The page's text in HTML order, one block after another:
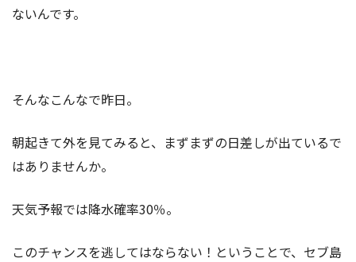
ないんです。
そんなこんなで昨日。
朝起きて外を見てみると、まずまずの日差しが出ているで
はありませんか。
天気予報では降水確率30％。
このチャンスを逃してはならない！ということで、セブ島